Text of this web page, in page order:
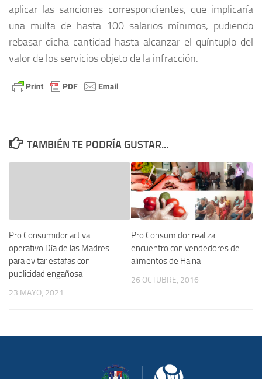
aplicar las sanciones correspondientes, que implicaría
una multa de hasta 100 salarios mínimos, pudiendo
rebasar dicha cantidad hasta alcanzar el quíntuplo del
valor de los servicios objeto de la infracción.
TAMBIÉN TE PODRÍA GUSTAR...
Pro Consumidor activa
operativo Día de las Madres
para evitar estafas con
publicidad engañosa
23 MAYO, 2021
Pro Consumidor realiza
encuentro con vendedores de
alimentos de Haina
26 OCTUBRE, 2016